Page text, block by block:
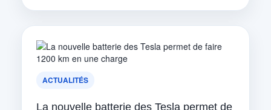
ACTUALITÉS
La nouvelle batterie des Tesla permet de